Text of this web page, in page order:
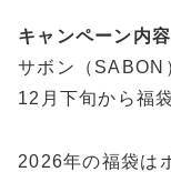
キャンペーン内容
サボン（SABON
12月下旬から福
2026年の福袋は